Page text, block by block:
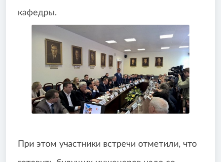
кафедры.
При этом участники встречи отметили, что